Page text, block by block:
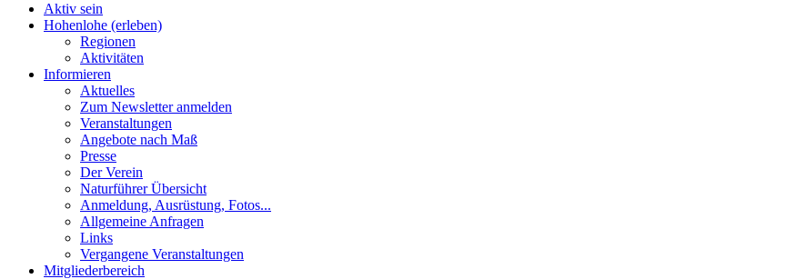
Aktiv sein
Hohenlohe (erleben)
Regionen
Aktivitäten
Informieren
Aktuelles
Zum Newsletter anmelden
Veranstaltungen
Angebote nach Maß
Presse
Der Verein
Naturführer Übersicht
Anmeldung, Ausrüstung, Fotos...
Allgemeine Anfragen
Links
Vergangene Veranstaltungen
Mitgliederbereich